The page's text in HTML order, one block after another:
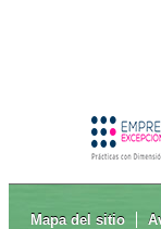
Mapa del sitio